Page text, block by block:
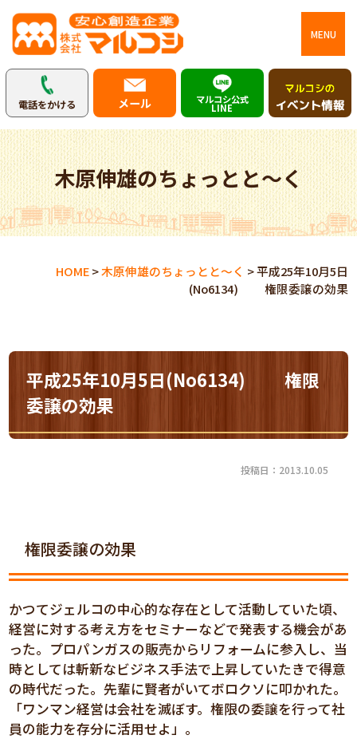
MENU
電話をかける メール マルコシ公式
LINE
木原伸雄のちょっとと～く
HOME>木原伸雄のちょっとと～く >平成25年10月5日
(No6134) 権限委譲の効果
平成25年10月5日(No6134) 権限
委譲の効果
投稿日：2013.10.05
権限委譲の効果
かつてジェルコの中心的な存在として活動していた頃、
経営に対する考え方をセミナーなどで発表する機会があ
った。プロパンガスの販売からリフォームに参入し、当
時としては斬新なビジネス手法で上昇していたきで得意
の時代だった。先輩に賢者がいてボロクソに叩かれた。
「ワンマン経営は会社を滅ぼす。権限の委譲を行って社
員の能力を存分に活用せよ」。